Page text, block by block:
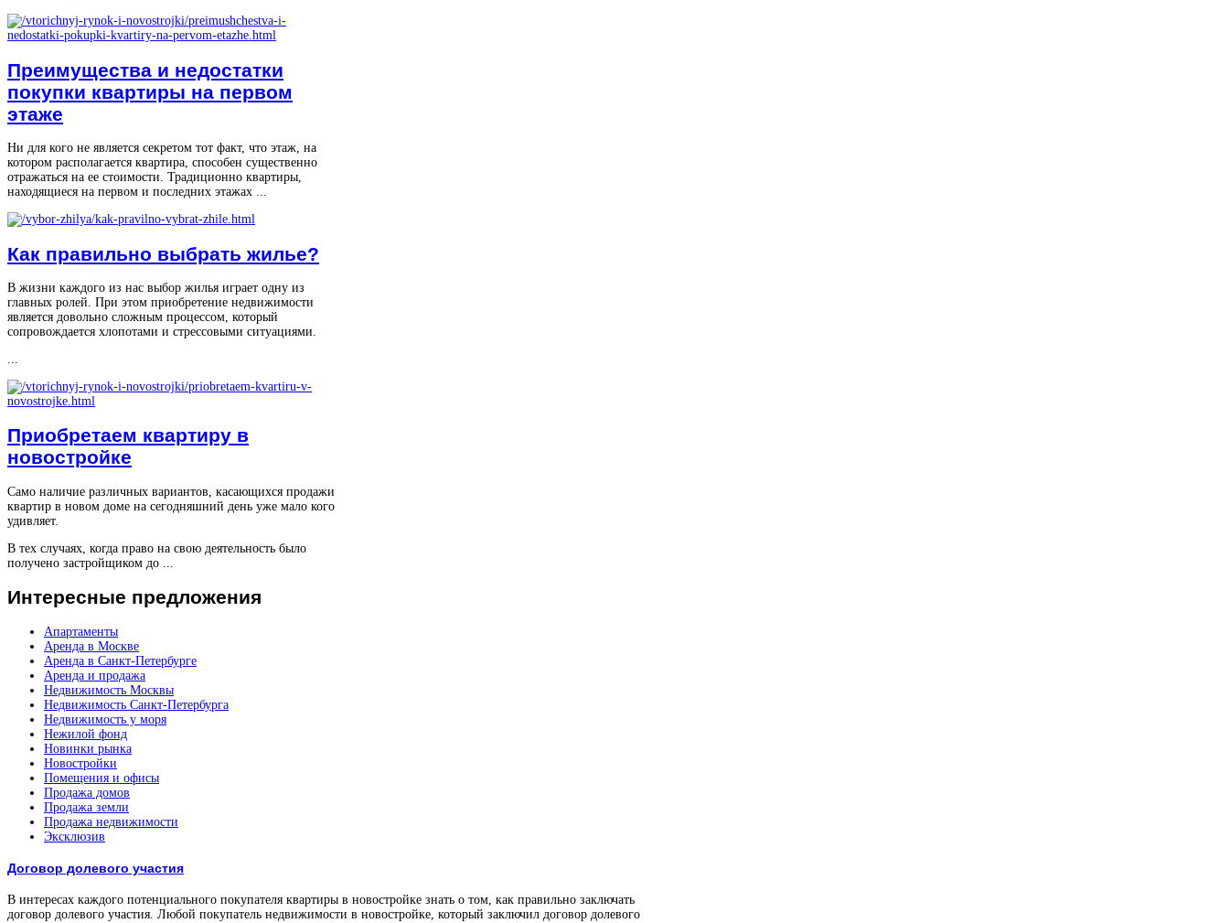
Преимущества и недостатки
покупки квартиры на первом
этаже
Ни для кого не является секретом тот факт, что этаж, на
котором располагается квартира, способен существенно
отражаться на ее стоимости. Традиционно квартиры,
находящиеся на первом и последних этажах ...
Как правильно выбрать жилье?
В жизни каждого из нас выбор жилья играет одну из
главных ролей. При этом приобретение недвижимости
является довольно сложным процессом, который
сопровождается хлопотами и стрессовыми ситуациями.
...
Приобретаем квартиру в
новостройке
Само наличие различных вариантов, касающихся продажи
квартир в новом доме на сегодняшний день уже мало кого
удивляет.
В тех случаях, когда право на свою деятельность было
получено застройщиком до ...
Интересные предложения
Апартаменты
Аренда в Москве
Аренда в Санкт-Петербурге
Аренда и продажа
Недвижимость Москвы
Недвижимость Санкт-Петербурга
Недвижимость у моря
Нежилой фонд
Новинки рынка
Новостройки
Помещения и офисы
Продажа домов
Продажа земли
Продажа недвижимости
Эксклюзив
Договор долевого участия
В интересах каждого потенциального покупателя квартиры в новостройке знать о том, как правильно заключать
договор долевого участия. Любой покупатель недвижимости в новостройке, который заключил договор долевого